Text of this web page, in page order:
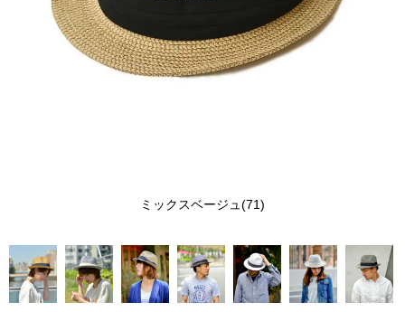
ミックスベージュ(71)